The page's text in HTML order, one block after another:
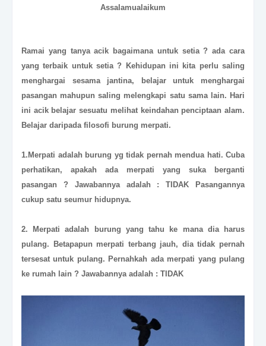
Assalamualaikum
Ramai yang tanya acik bagaimana untuk setia ? ada cara
yang terbaik untuk setia ? Kehidupan ini kita perlu saling
menghargai sesama jantina, belajar untuk menghargai
pasangan mahupun saling melengkapi satu sama lain. Hari
ini acik belajar sesuatu melihat keindahan penciptaan alam.
Belajar daripada filosofi burung merpati.
1.Merpati adalah burung yg tidak pernah mendua hati. Cuba
perhatikan, apakah ada merpati yang suka berganti
pasangan ? Jawabannya adalah : TIDAK Pasangannya
cukup satu seumur hidupnya.
2. Merpati adalah burung yang tahu ke mana dia harus
pulang. Betapapun merpati terbang jauh, dia tidak pernah
tersesat untuk pulang. Pernahkah ada merpati yang pulang
ke rumah lain ? Jawabannya adalah : TIDAK